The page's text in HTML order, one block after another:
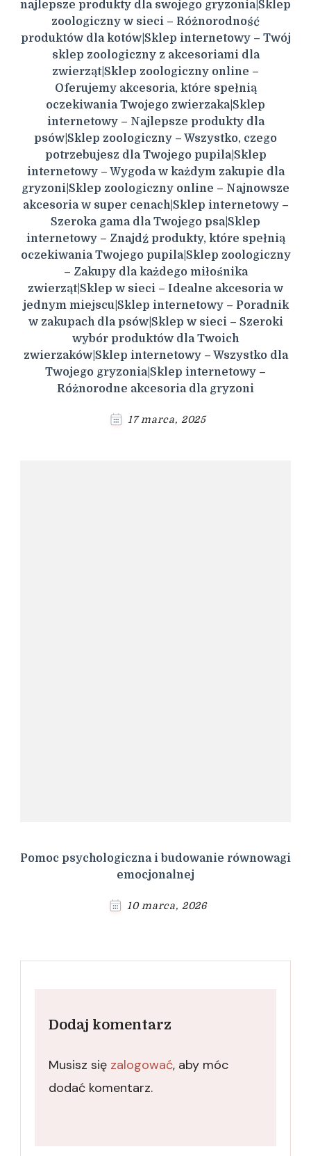
najlepsze produkty dla swojego gryzonia|Sklep
zoologiczny w sieci – Różnorodność
produktów dla kotów|Sklep internetowy – Twój
sklep zoologiczny z akcesoriami dla
zwierząt|Sklep zoologiczny online –
Oferujemy akcesoria, które spełnią
oczekiwania Twojego zwierzaka|Sklep
internetowy – Najlepsze produkty dla
psów|Sklep zoologiczny – Wszystko, czego
potrzebujesz dla Twojego pupila|Sklep
internetowy – Wygoda w każdym zakupie dla
gryzoni|Sklep zoologiczny online – Najnowsze
akcesoria w super cenach|Sklep internetowy –
Szeroka gama dla Twojego psa|Sklep
internetowy – Znajdź produkty, które spełnią
oczekiwania Twojego pupila|Sklep zoologiczny
– Zakupy dla każdego miłośnika
zwierząt|Sklep w sieci – Idealne akcesoria w
jednym miejscu|Sklep internetowy – Poradnik
w zakupach dla psów|Sklep w sieci – Szeroki
wybór produktów dla Twoich
zwierzaków|Sklep internetowy – Wszystko dla
Twojego gryzonia|Sklep internetowy –
Różnorodne akcesoria dla gryzoni
17 marca, 2025
Pomoc psychologiczna i budowanie równowagi
emocjonalnej
10 marca, 2026
Dodaj komentarz
Musisz się zalogować, aby móc
dodać komentarz.